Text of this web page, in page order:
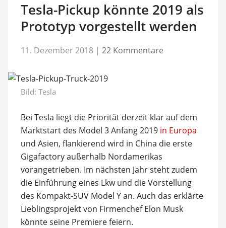
Tesla-Pickup könnte 2019 als
Prototyp vorgestellt werden
11. Dezember 2018 | 22 Kommentare
Bild: Tesla
Bei Tesla liegt die Priorität derzeit klar auf dem
Marktstart des Model 3 Anfang 2019 in Europa
und Asien, flankierend wird in China die erste
Gigafactory außerhalb Nordamerikas
vorangetrieben. Im nächsten Jahr steht zudem
die Einführung eines Lkw und die Vorstellung
des Kompakt-SUV Model Y an. Auch das erklärte
Lieblingsprojekt von Firmenchef Elon Musk
könnte seine Premiere feiern.